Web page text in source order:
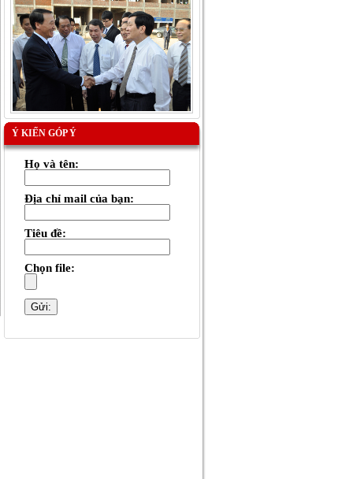
Ý KIẾN GÓP Ý
Họ và tên:
Địa chỉ mail của bạn:
Tiêu đề:
Chọn file: